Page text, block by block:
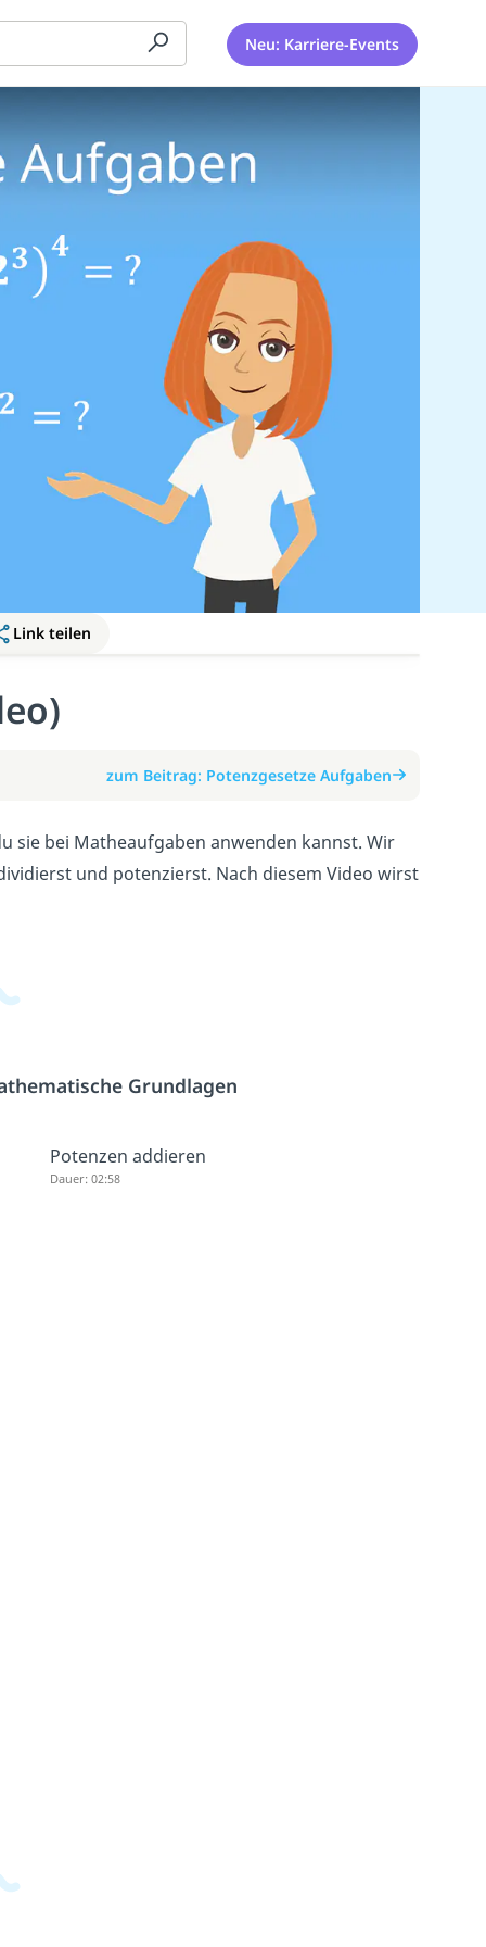
Neu: Karriere-Events
Link teilen
zum Beitrag: Potenzgesetze Aufgaben
sie bei Matheaufgaben anwenden kannst. Wir
und potenzierst. Nach diesem Video wirst
Grundlagen
Potenzen addieren
Dauer: 02:58